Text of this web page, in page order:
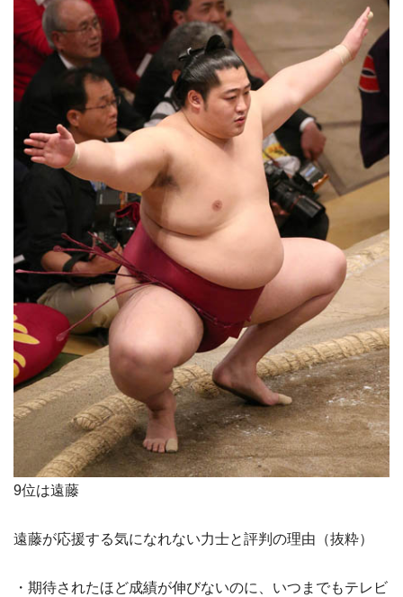
9位は遠藤
遠藤が応援する気になれない力士と評判の理由（抜粋）
・期待されたほど成績が伸びないのに、いつまでもテレビ